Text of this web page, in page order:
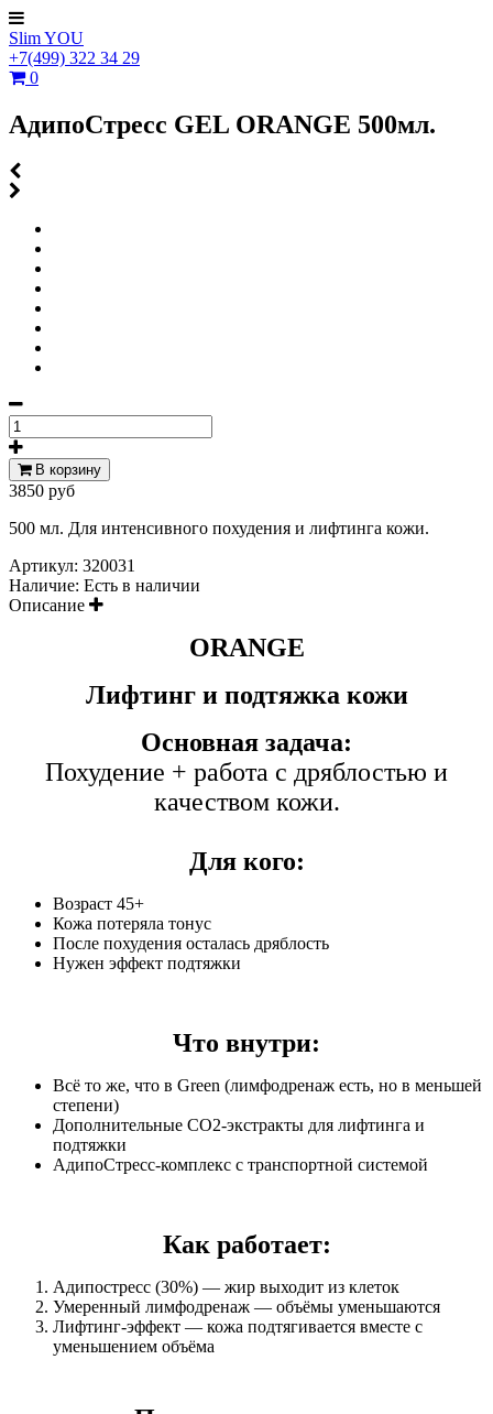
Slim YOU
+7(499) 322 34 29
0
АдипоСтресс GEL ORANGE 500мл.
В корзину
3850 руб
500 мл. Для интенсивного похудения и лифтинга кожи.
Артикул: 320031
Наличие: Есть в наличии
Описание
ORANGE
Лифтинг и подтяжка кожи
Основная задача:
Похудение + работа с дряблостью и
качеством кожи.
Для кого:
Возраст 45+
Кожа потеряла тонус
После похудения осталась дряблость
Нужен эффект подтяжки
Что внутри:
Всё то же, что в Green (лимфодренаж есть, но в меньшей
степени)
Дополнительные СО2-экстракты для лифтинга и
подтяжки
АдипоСтресс-комплекс с транспортной системой
Как работает:
Адипостресс (30%) — жир выходит из клеток
Умеренный лимфодренаж — объёмы уменьшаются
Лифтинг-эффект — кожа подтягивается вместе с
уменьшением объёма